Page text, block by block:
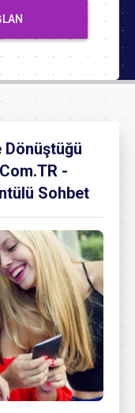
Dönüştüğü
-
Sohbet